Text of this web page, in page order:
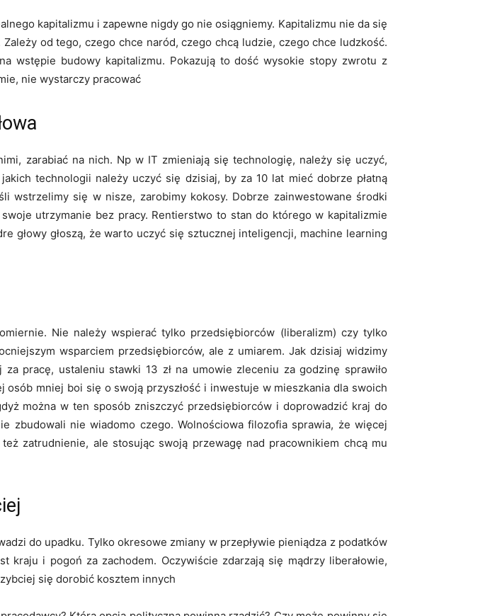
kapitalizmu i zapewne nigdy go nie osiągniemy. Kapitalizmu nie da się
od tego, czego chce naród, czego chcą ludzie, czego chce ludzkość.
wstępie budowy kapitalizmu. Pokazują to dość wysokie stopy zwrotu z
nie wystarczy pracować
zarabiać na nich. Np w IT zmieniają się technologię, należy się uczyć,
technologii należy uczyć się dzisiaj, by za 10 lat mieć dobrze płatną
wstrzelimy się w nisze, zarobimy kokosy. Dobrze zainwestowane środki
utrzymanie bez pracy. Rentierstwo to stan do którego w kapitalizmie
głowy głoszą, że warto uczyć się sztucznej inteligencji, machine learning
Nie należy wspierać tylko przedsiębiorców (liberalizm) czy tylko
wsparciem przedsiębiorców, ale z umiarem. Jak dzisiaj widzimy
pracę, ustaleniu stawki 13 zł na umowie zleceniu za godzinę sprawiło
mniej boi się o swoją przyszłość i inwestuje w mieszkania dla swoich
można w ten sposób zniszczyć przedsiębiorców i doprowadzić kraj do
zbudowali nie wiadomo czego. Wolnościowa filozofia sprawia, że więcej
zatrudnienie, ale stosując swoją przewagę nad pracownikiem chcą mu
do upadku. Tylko okresowe zmiany w przepływie pieniądza z podatków
kraju i pogoń za zachodem. Oczywiście zdarzają się mądrzy liberałowie,
się dorobić kosztem innych